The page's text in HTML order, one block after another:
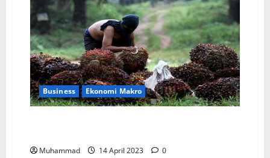
Business Ekonomi Makro
Muhammad 14 April 2023 0